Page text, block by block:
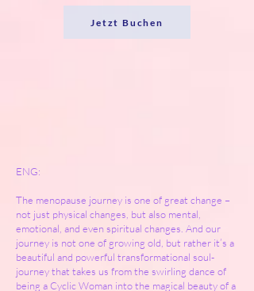
Jetzt Buchen
ENG:
The menopause journey is one of great change –
not just physical changes, but also mental,
emotional, and even spiritual changes. And our
journey is not one of growing old, but rather it’s a
beautiful and powerful transformational soul-
journey that takes us from the swirling dance of
being a Cyclic Woman into the magical beauty of a